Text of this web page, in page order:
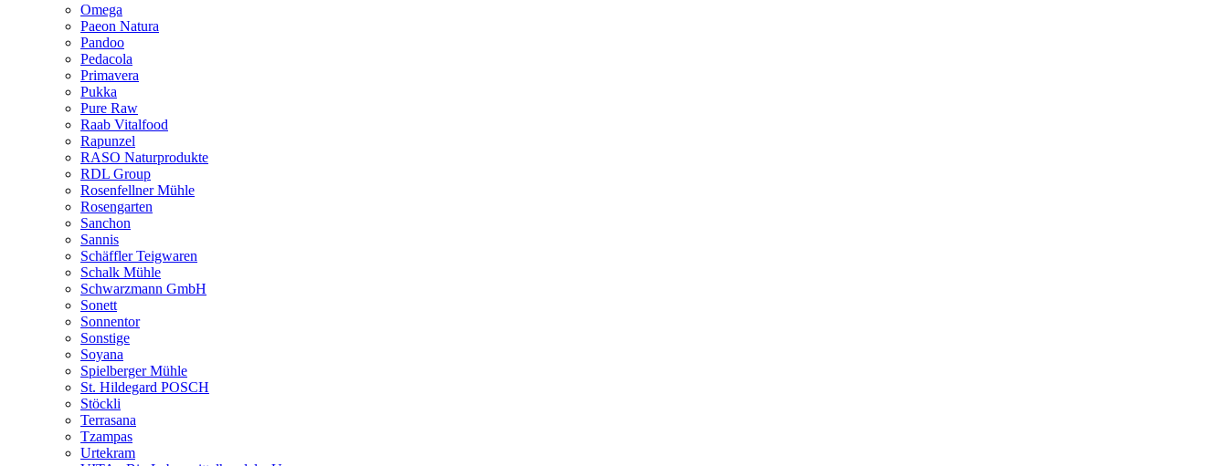
Omega
Paeon Natura
Pandoo
Pedacola
Primavera
Pukka
Pure Raw
Raab Vitalfood
Rapunzel
RASO Naturprodukte
RDL Group
Rosenfellner Mühle
Rosengarten
Sanchon
Sannis
Schäffler Teigwaren
Schalk Mühle
Schwarzmann GmbH
Sonett
Sonnentor
Sonstige
Soyana
Spielberger Mühle
St. Hildegard POSCH
Stöckli
Terrasana
Tzampas
Urtekram